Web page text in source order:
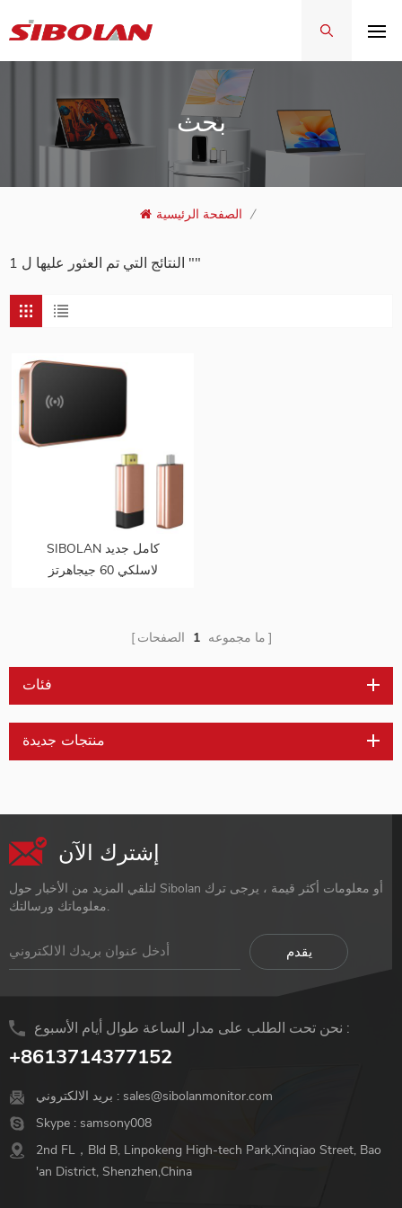
بحث
الصفحة الرئيسية /
1 النتائج التي تم العثور عليها ل ""
SIBOLAN كامل جديد
لاسلكي 60 جيجاهرتز
مجموعة مستقبل الارسال
ما مجموعه 1 الصفحات
فئات
منتجات جديدة
إشترك الآن
لتلقي المزيد من الأخبار حول Sibolan أو معلومات أكثر قيمة ، يرجى ترك
معلوماتك ورسالتك.
نحن تحت الطلب على مدار الساعة طوال أيام الأسبوع :
+8613714377152
بريد الالكتروني : sales@sibolanmonitor.com
Skype : samsony008
2nd FL，Bld B, Linpokeng High-tech Park,Xinqiao Street, Bao
'an District, Shenzhen,China